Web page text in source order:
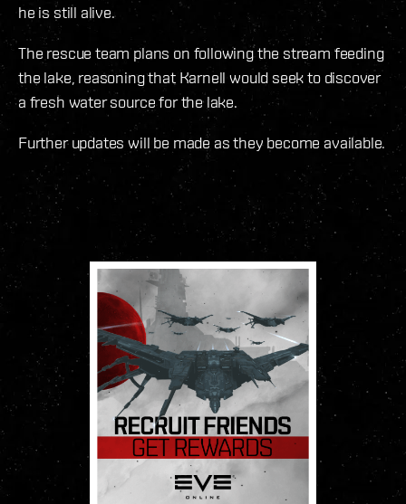
he is still alive.
The rescue team plans on following the stream feeding
the lake, reasoning that Karnell would seek to discover
a fresh water source for the lake.
Further updates will be made as they become available.